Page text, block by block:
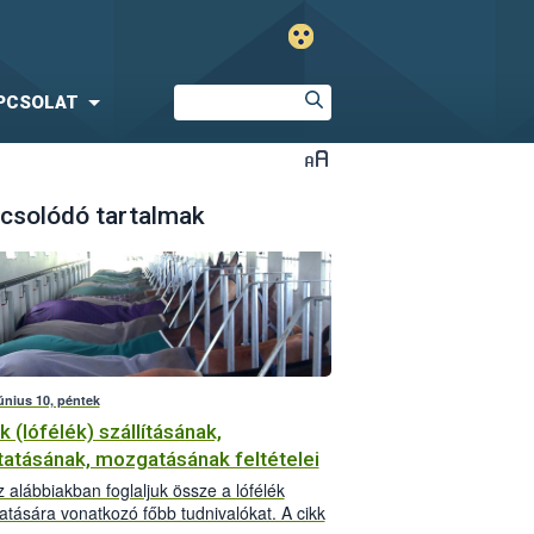
tartalmak
10, péntek
(lófélék) szállításának,
mozgatásának feltételei
alábbiakban foglaljuk össze a lófélék
vonatkozó főbb tudnivalókat. A cikk